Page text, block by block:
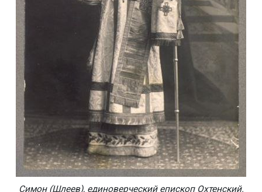
Симон (Шлеев), единоверческий епископ Охтенский.